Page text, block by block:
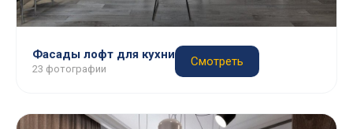
Фасады лофт для кухни
23 фотографии
Смотреть